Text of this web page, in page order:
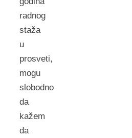
radnog
staža
u
prosveti,
mogu
slobodno
da
kažem
da